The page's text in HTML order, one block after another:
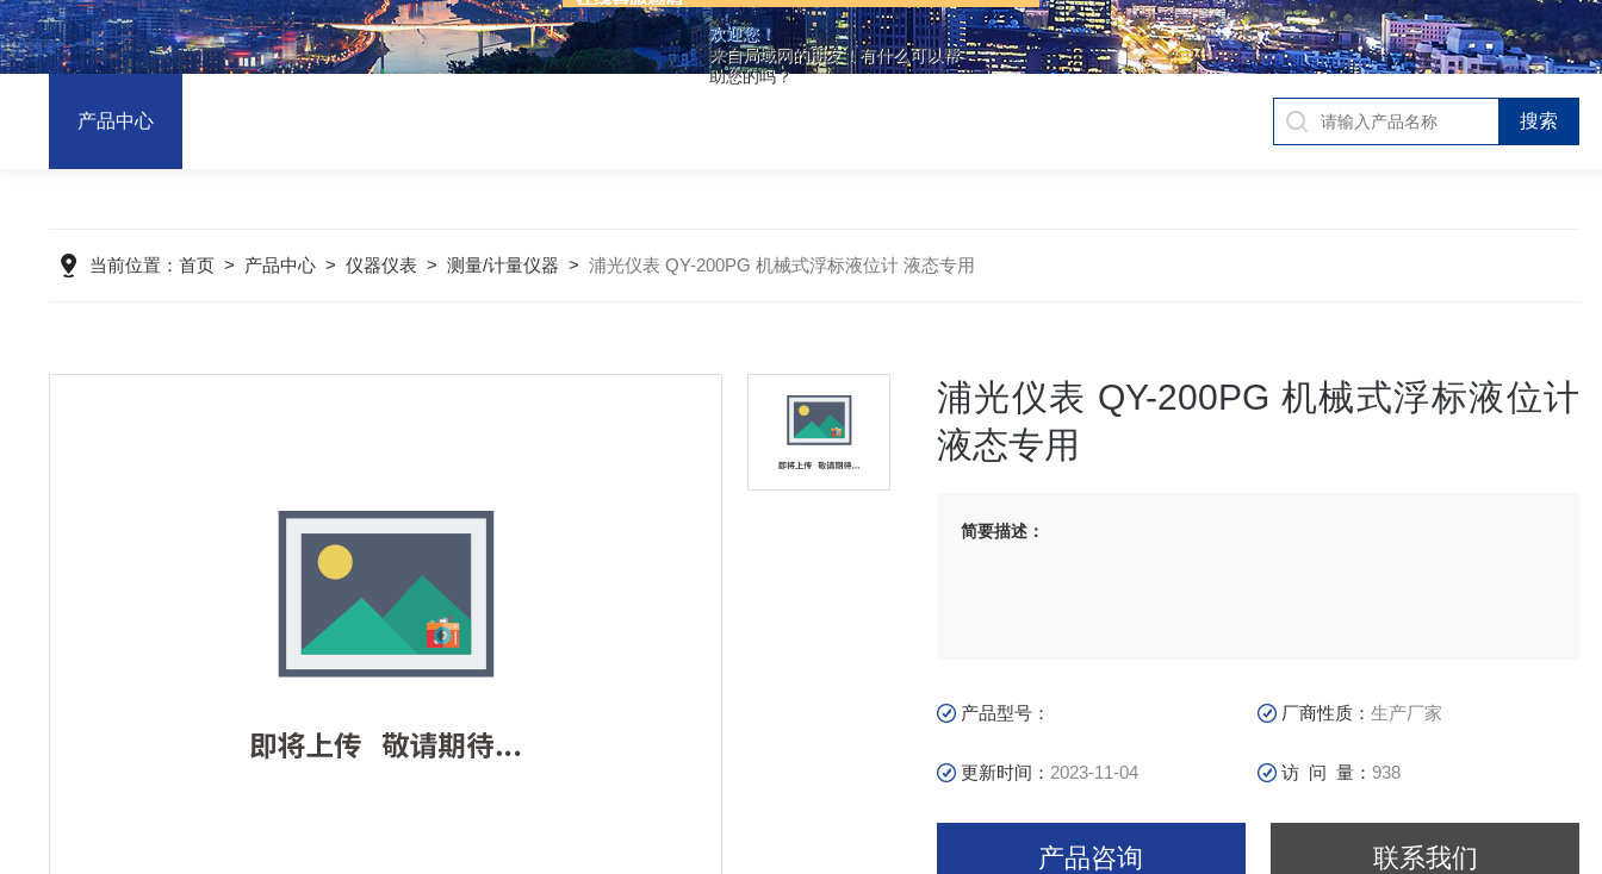
欢迎您！
来自局域网的朋友！有什么可以帮
助您的吗？
产品中心
当前位置： 首页> 产品中心> 仪器仪表> 测量/计量仪器 > 浦光仪表 QY-200PG 机械式浮标液位计 液态专用
浦光仪表 QY-200PG 机械式浮标液位计
液态专用
简要描述：
产品型号： 厂商性质：生产厂家
更新时间： 2023-11-04 访 问 量：938
产品咨询 联系我们